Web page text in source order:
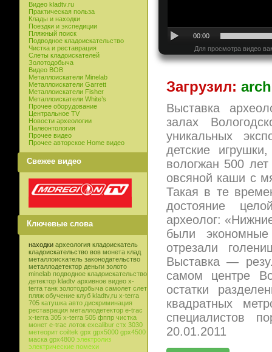
Видео kladtv.ru
Практическая польза
Клады и находки
Поездки и экспедиции
Пляжный поиск
Подводное кладоискательство
Чистка и реставрация
Слеты кладоискателей
Золотодобыча
Видео ВОВ
Металлоискатели Minelab
Металлоискатели Garrett
Металлоискатели Fisher
Металлоискатели White’s
Прочее оборудование
Центральное TV
Новости археологии
Палеонтология
Прочее видео
Прочее авторское Home видео
Свежее видео
Ключевые слова
находки археология кладоискатель
кладоискательство вов монета клад
металлоискатель законодательство
металлодетектор деньги золото
minelab подводное кладоискательство
детектор kladtv архивное видео x-
terra танк золотодобыча самолет слет
пляж обучение клуб kladtv,ru x-terra
705 катушка авто дискриминация
реставрация металлодетектор e-trac
x-terra 305 x-terra 505 фппр чистка
монет e-trac лоток excalibur стх 3030
метеорит coiltek gpx gpx5000 gpx4500
маска gpx4800 электролиз
электрические помехи
00:00
Для просмотра видео
Загрузил:
Выставка
залах
уникальных
детские
вологжан 500
овсяной каши с
Такая в те
достояние
археолог:
были
отрезали
Выставка —
самом центре
остатки
квадратных
специалистов
20.01.2011